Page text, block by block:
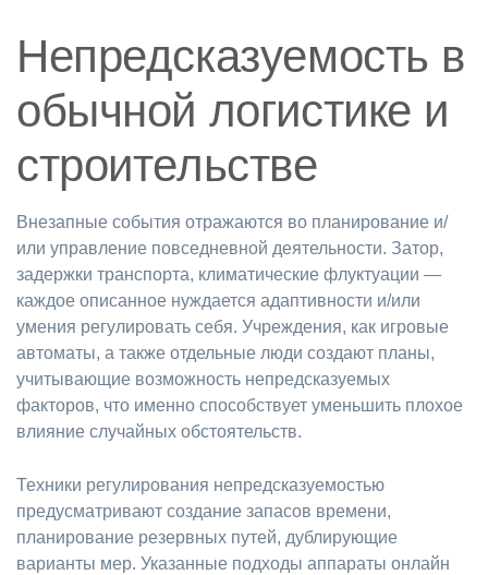
Непредсказуемость в
обычной логистике и
строительстве
Внезапные события отражаются во планирование и/
или управление повседневной деятельности. Затор,
задержки транспорта, климатические флуктуации —
каждое описанное нуждается адаптивности и/или
умения регулировать себя. Учреждения, как игровые
автоматы, а также отдельные люди создают планы,
учитывающие возможность непредсказуемых
факторов, что именно способствует уменьшить плохое
влияние случайных обстоятельств.
Техники регулирования непредсказуемостью
предусматривают создание запасов времени,
планирование резервных путей, дублирующие
варианты мер. Указанные подходы аппараты онлайн